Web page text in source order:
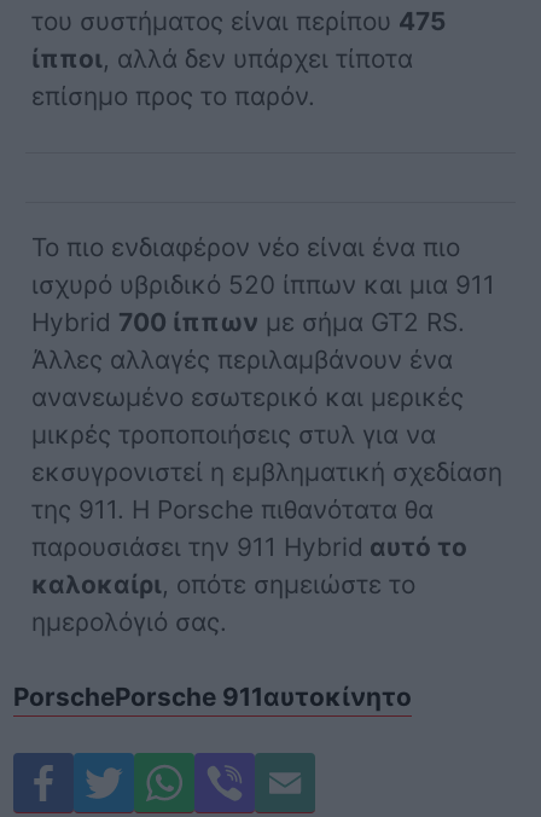
του συστήματος είναι περίπου 475
ίπποι, αλλά δεν υπάρχει τίποτα
επίσημο προς το παρόν.
Το πιο ενδιαφέρον νέο είναι ένα πιο
ισχυρό υβριδικό 520 ίππων και μια 911
Hybrid 700 ίππων με σήμα GT2 RS.
Άλλες αλλαγές περιλαμβάνουν ένα
ανανεωμένο εσωτερικό και μερικές
μικρές τροποποιήσεις στυλ για να
εκσυγρονιστεί η εμβληματική σχεδίαση
της 911. Η Porsche πιθανότατα θα
παρουσιάσει την 911 Hybrid αυτό το
καλοκαίρι, οπότε σημειώστε το
ημερολόγιό σας.
PorschePorsche 911αυτοκίνητο